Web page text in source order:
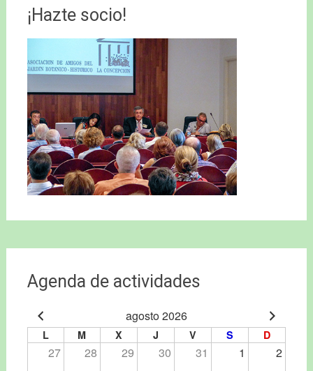
entradas
¡Hazte socio!
Agenda de actividades
agosto 2026
L M X J V S D
27 28 29 30 31 1 2